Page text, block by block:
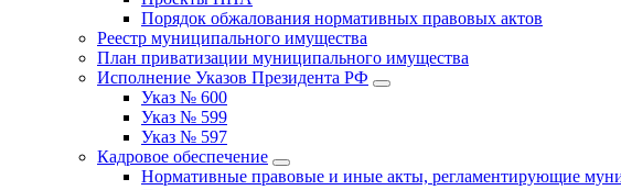
Порядок обжалования нормативных правовых актов
Реестр муниципального имущества
План приватизации муниципального имущества
Исполнение Указов Президента РФ
Указ № 600
Указ № 599
Указ № 597
Кадровое обеспечение
Нормативные правовые и иные акты, регламентирующие